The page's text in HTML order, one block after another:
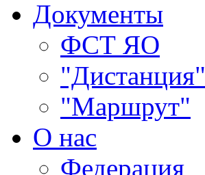
Документы
ФСТ ЯО
"Дистанция"
"Маршрут"
О нас
Федерация